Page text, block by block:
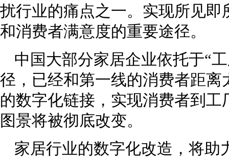
扰行业的痛点之一。实现所见
和消费者满意度的重要途径。
中国大部分家居企业依托于“
径，已经和第一线的消费者距
的数字化链接，实现消费者到
图景将被彻底改变。
家居行业的数字化改造，将助